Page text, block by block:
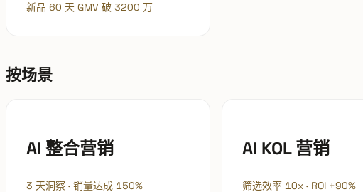
新品 60 天 GMV 破 3200 万
按场景
AI 整合营销
3 天洞察 · 销量达成 150%
AI KOL 营销
筛选效率 10x · ROI +90%